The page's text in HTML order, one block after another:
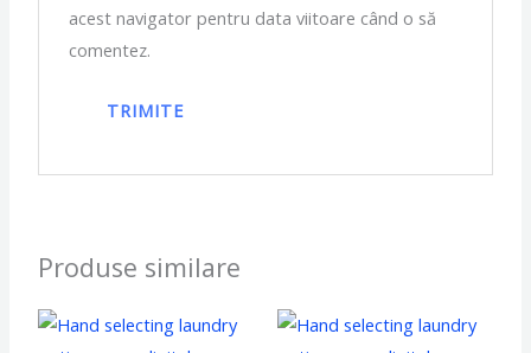
acest navigator pentru data viitoare când o să
comentez.
Produse similare